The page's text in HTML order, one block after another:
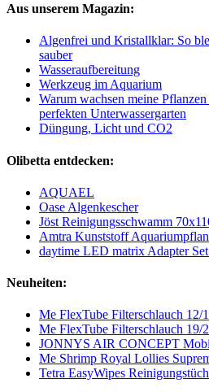
Aus unserem Magazin:
Algenfrei und Kristallklar: So
sauber
Wasseraufbereitung
Werkzeug im Aquarium
Warum wachsen meine
perfekten Unterwassergarten
Düngung, Licht und CO2
Olibetta entdecken:
AQUAEL
Oase Algenkescher
Jöst Reinigungsschwamm
Amtra Kunststoff
daytime LED matrix Adapter
Neuheiten:
Me FlexTube Filterschlauch
Me FlexTube Filterschlauch
JONNYS AIR CONCEPT
Me Shrimp Royal Lollies
Tetra EasyWipes